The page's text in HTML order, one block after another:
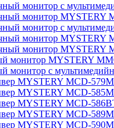
монитор с
монитор MYSTERY
монитор с
монитор MYSTERY
монитор MYSTERY
монитор MYSTERY
монитор с
MYSTERY MCD-
MYSTERY MCD-
MYSTERY MCD-
MYSTERY MCD-
MYSTERY MCD-